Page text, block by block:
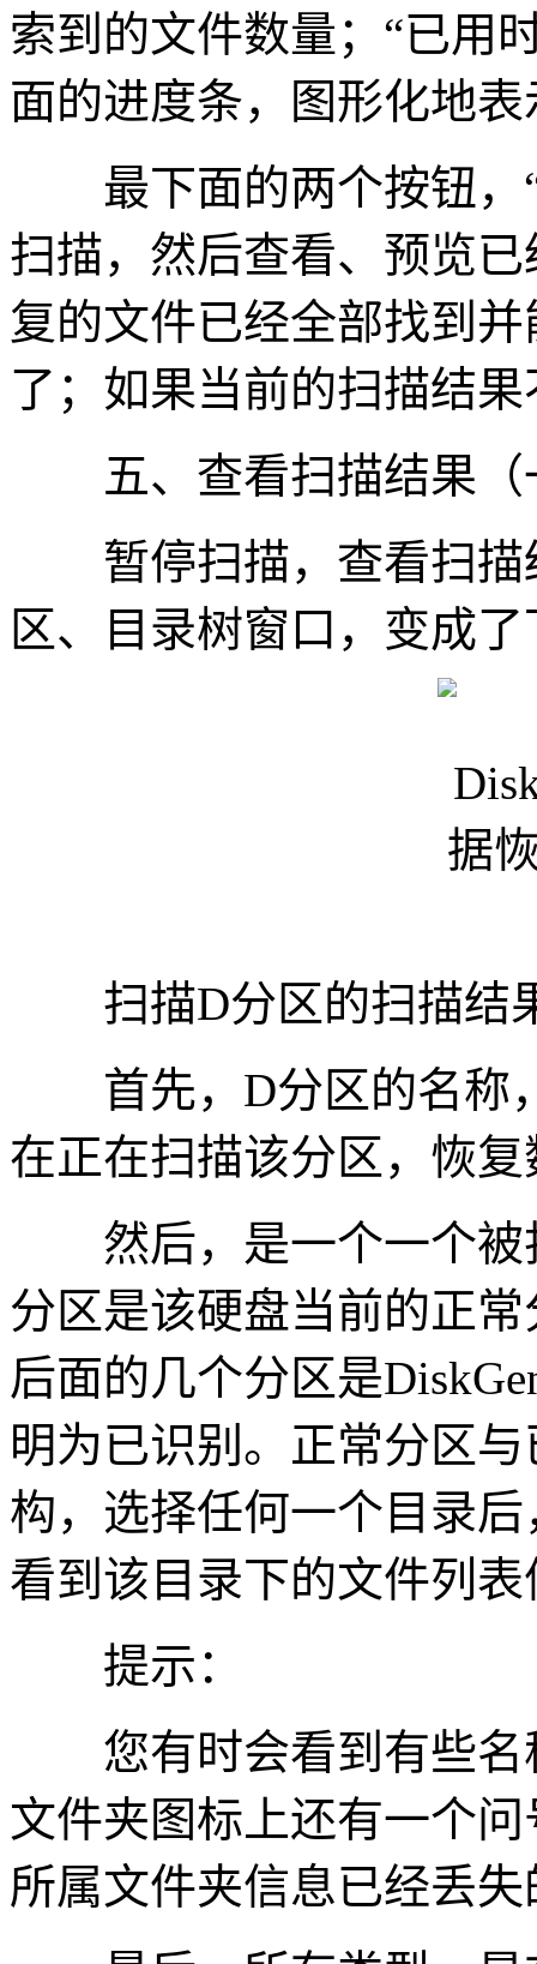
索到的文件数量；“已用
面的进度条，图形化地
最下面的两个按钮，“
扫描，然后查看、预览
复的文件已经全部找到
了；如果当前的扫描结
五、查看扫描结果（
暂停扫描，查看扫描
区、目录树窗口，变成
扫描D分区的扫描结
首先，D分区的名称
在正在扫描该分区，恢复
然后，是一个一个被
分区是该硬盘当前的正
后面的几个分区是
明为已识别。正常分区
构，选择任何一个目录
看到该目录下的文件列表
提示：
您有时会看到有些名
文件夹图标上还有一个
所属文件夹信息已经丢